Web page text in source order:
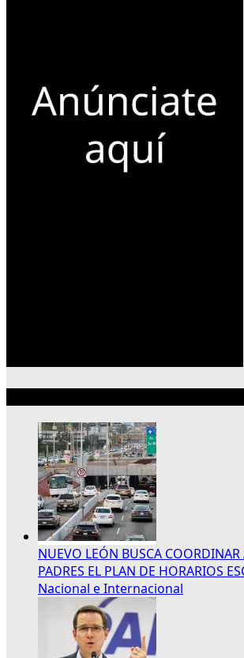
NUEVO LEÓN BUSCA COORDINAR
PADRES EL PLAN DE HORARIOS
Nacional e Internacional